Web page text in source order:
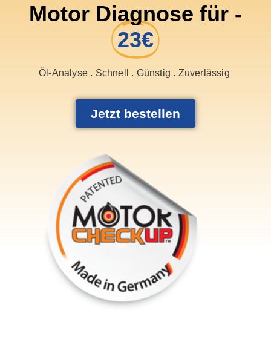
Motor Diagnose für -
23€
Öl-Analyse . Schnell . Günstig . Zuverlässig
Jetzt bestellen